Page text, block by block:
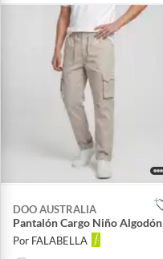
DOO AUSTRALIA
Pantalón Cargo Niño Algodón
Por FALABELLA